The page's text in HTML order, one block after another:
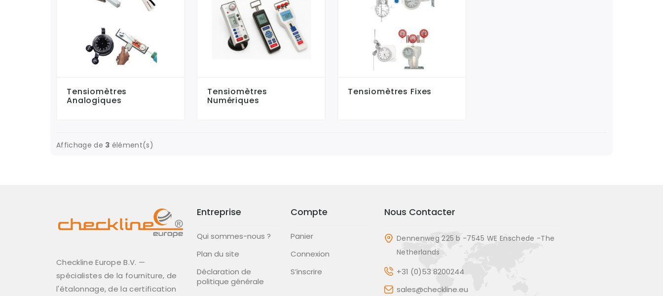
Tensiomètres
Analogiques
Tensiomètres
Numériques
Tensiomètres Fixes
Affichage de 3 élément(s)
Checkline Europe B.V. —
spécialistes de la fourniture, de
l'étalonnage, de la certification
Entreprise
Qui sommes-nous ?
Plan du site
Déclaration de
politique générale
Compte
Panier
Connexion
S’inscrire
Nous Contacter
Dennenweg 225 b -7545 WE Enschede -The
Netherlands
+31 (0)53 8200244
sales@checkline.eu